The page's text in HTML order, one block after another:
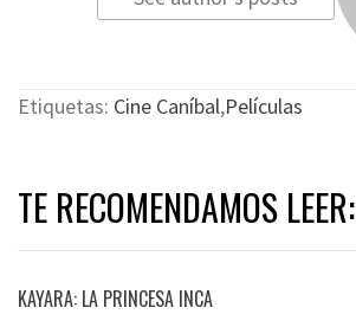
Etiquetas: Cine Caníbal,Películas
TE RECOMENDAMOS LEER:
KAYARA: LA PRINCESA INCA